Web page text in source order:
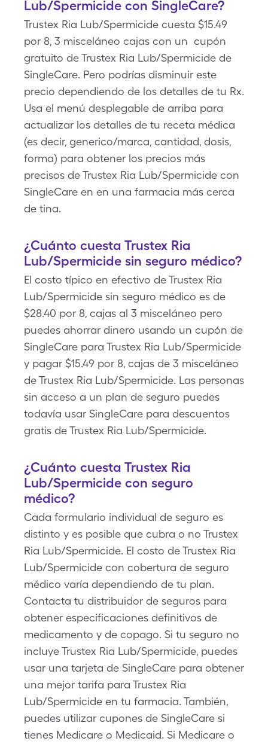
Lub/Spermicide con SingleCare?
Trustex Ria Lub/Spermicide cuesta $15.49
por 8, 3 misceláneo cajas con un cupón
gratuito de Trustex Ria Lub/Spermicide de
SingleCare. Pero podrías disminuir este
precio dependiendo de los detalles de tu Rx.
Usa el menú desplegable de arriba para
actualizar los detalles de tu receta médica
(es decir, generico/marca, cantidad, dosis,
forma) para obtener los precios más
precisos de Trustex Ria Lub/Spermicide con
SingleCare en en una farmacia más cerca
de tina.
¿Cuánto cuesta Trustex Ria
Lub/Spermicide sin seguro médico?
El costo típico en efectivo de Trustex Ria
Lub/Spermicide sin seguro médico es de
$28.40 por 8, cajas al 3 misceláneo pero
puedes ahorrar dinero usando un cupón de
SingleCare para Trustex Ria Lub/Spermicide
y pagar $15.49 por 8, cajas de 3 misceláneo
de Trustex Ria Lub/Spermicide. Las personas
sin acceso a un plan de seguro puedes
todavía usar SingleCare para descuentos
gratis de Trustex Ria Lub/Spermicide.
¿Cuánto cuesta Trustex Ria
Lub/Spermicide con seguro
médico?
Cada formulario individual de seguro es
distinto y es posible que cubra o no Trustex
Ria Lub/Spermicide. El costo de Trustex Ria
Lub/Spermicide con cobertura de seguro
médico varía dependiendo de tu plan.
Contacta tu distribuidor de seguros para
obtener especificaciones definitivos de
medicamento y de copago. Si tu seguro no
incluye Trustex Ria Lub/Spermicide, puedes
usar una tarjeta de SingleCare para obtener
una mejor tarifa para Trustex Ria
Lub/Spermicide en tu farmacia. También,
puedes utilizar cupones de SingleCare si
tienes Medicare o Medicaid. Si Medicare o